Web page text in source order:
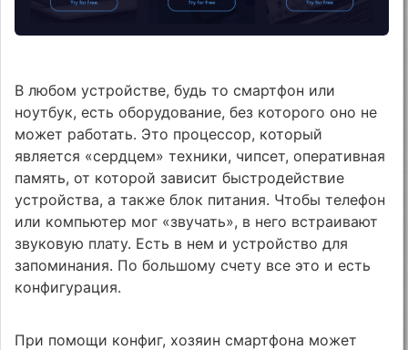
В любом устройстве, будь то смартфон или
ноутбук, есть оборудование, без которого оно не
может работать. Это процессор, который
является «сердцем» техники, чипсет, оперативная
память, от которой зависит быстродействие
устройства, а также блок питания. Чтобы телефон
или компьютер мог «звучать», в него встраивают
звуковую плату. Есть в нем и устройство для
запоминания. По большому счету все это и есть
конфигурация.
При помощи конфиг, хозяин смартфона может